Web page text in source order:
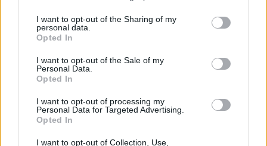
I want to opt-out of the Sharing of my
personal data.
Opted In
I want to opt-out of the Sale of my
Personal Data.
Opted In
I want to opt-out of processing my
Personal Data for Targeted Advertising.
Opted In
I want to opt-out of Collection, Use,
Adele - 04.06.2015 - 15:11
Som
svar
på
Jassi
(ikke
Hei, jeg heter Adele og er ti år, snart elleve,jeg elsker
og bake og disse muffinsene var kjempe gode. klem
adele